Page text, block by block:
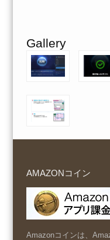
Gallery
AMAZONコイン
Amazonコインは、